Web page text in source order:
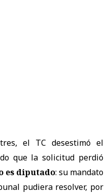
el TC desestimó el
que la solicitud perdió
es diputado: su mandato
pudiera resolver, por